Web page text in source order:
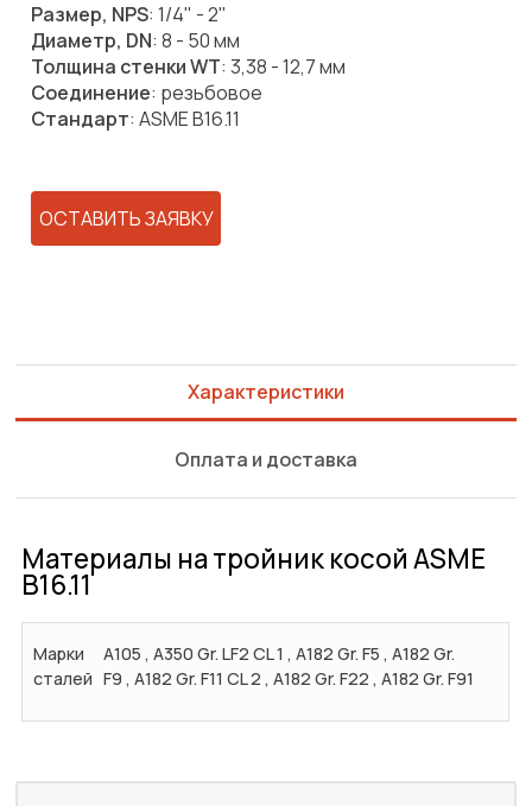
Размер, NPS: 1/4" - 2"
Диаметр, DN: 8 - 50 мм
Толщина стенки WT: 3,38 - 12,7 мм
Соединение: резьбовое
Стандарт: ASME B16.11
ОСТАВИТЬ ЗАЯВКУ
Характеристики
Оплата и доставка
Материалы на тройник косой ASME
B16.11
Марки
сталей
A105 , A350 Gr. LF2 CL 1 , A182 Gr. F5 , A182 Gr.
F9 , A182 Gr. F11 CL 2 , A182 Gr. F22 , A182 Gr. F91